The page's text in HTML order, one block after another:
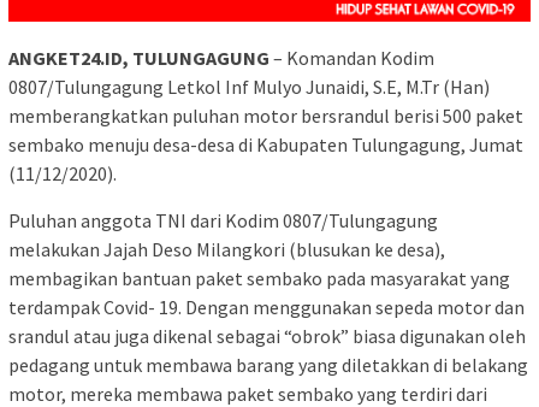
ANGKET24.ID, TULUNGAGUNG – Komandan Kodim
0807/Tulungagung Letkol Inf Mulyo Junaidi, S.E, M.Tr (Han)
memberangkatkan puluhan motor bersrandul berisi 500 paket
sembako menuju desa-desa di Kabupaten Tulungagung, Jumat
(11/12/2020).
Puluhan anggota TNI dari Kodim 0807/Tulungagung
melakukan Jajah Deso Milangkori (blusukan ke desa),
membagikan bantuan paket sembako pada masyarakat yang
terdampak Covid- 19. Dengan menggunakan sepeda motor dan
srandul atau juga dikenal sebagai “obrok” biasa digunakan oleh
pedagang untuk membawa barang yang diletakkan di belakang
motor, mereka membawa paket sembako yang terdiri dari